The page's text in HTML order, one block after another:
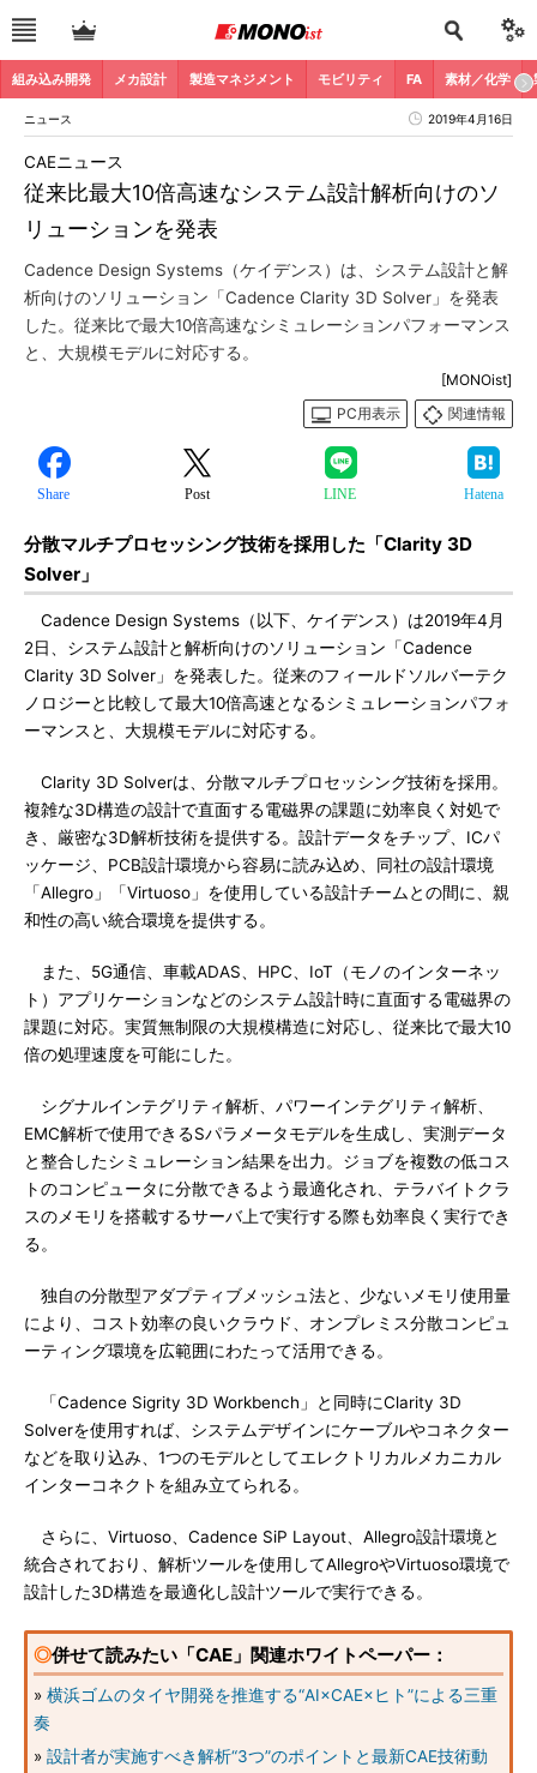
組み込み開発 メカ設計 製造マネジメント モビリティ FA 素材／化学
ニュース 2019年4月16日
従来比最大10倍高速なシステム設計解析向けのソ
リューションを発表
CAEニュース
Cadence Design Systems（ケイデンス）は、システム設計と解
析向けのソリューション「Cadence Clarity 3D Solver」を発表
した。従来比で最大10倍高速なシミュレーションパフォーマンス
と、大規模モデルに対応する。
[MONOist]
PC用表示
関連情報
Share Post LINE Hatena
分散マルチプロセッシング技術を採用した「Clarity 3D
Solver」
Cadence Design Systems（以下、ケイデンス）は2019年4月
2日、システム設計と解析向けのソリューション「Cadence
Clarity 3D Solver」を発表した。従来のフィールドソルバーテク
ノロジーと比較して最大10倍高速となるシミュレーションパフォ
ーマンスと、大規模モデルに対応する。
Clarity 3D Solverは、分散マルチプロセッシング技術を採用。
複雑な3D構造の設計で直面する電磁界の課題に効率良く対処で
き、厳密な3D解析技術を提供する。設計データをチップ、ICパ
ッケージ、PCB設計環境から容易に読み込め、同社の設計環境
「Allegro」「Virtuoso」を使用している設計チームとの間に、親
和性の高い統合環境を提供する。
また、5G通信、車載ADAS、HPC、IoT（モノのインターネッ
ト）アプリケーションなどのシステム設計時に直面する電磁界の
課題に対応。実質無制限の大規模構造に対応し、従来比で最大10
倍の処理速度を可能にした。
シグナルインテグリティ解析、パワーインテグリティ解析、
EMC解析で使用できるSパラメータモデルを生成し、実測データ
と整合したシミュレーション結果を出力。ジョブを複数の低コス
トのコンピュータに分散できるよう最適化され、テラバイトクラ
スのメモリを搭載するサーバ上で実行する際も効率良く実行でき
る。
独自の分散型アダプティブメッシュ法と、少ないメモリ使用量
により、コスト効率の良いクラウド、オンプレミス分散コンピュ
ーティング環境を広範囲にわたって活用できる。
「Cadence Sigrity 3D Workbench」と同時にClarity 3D
Solverを使用すれば、システムデザインにケーブルやコネクター
などを取り込み、1つのモデルとしてエレクトリカルメカニカル
インターコネクトを組み立てられる。
さらに、Virtuoso、Cadence SiP Layout、Allegro設計環境と
統合されており、解析ツールを使用してAllegroやVirtuoso環境で
設計した3D構造を最適化し設計ツールで実行できる。
◎併せて読みたい「CAE」関連ホワイトペーパー：
» 横浜ゴムのタイヤ開発を推進する“AI×CAE×ヒト”による三重
奏
» 設計者が実施すべき解析“3つ”のポイントと最新CAE技術動